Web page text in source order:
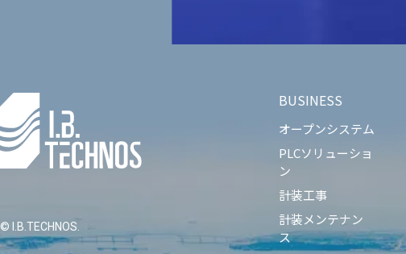
© I.B.TECHNOS.
BUSINESS
オープンシステム
PLCソリューショ
ン
計装工事
計装メンテナン
ス